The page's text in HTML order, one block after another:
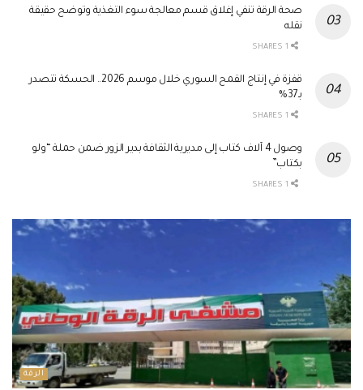
صحة الرقة تنفي إغلاق قسم معالجة سوء التغذية وتوضح حقيقة
نقله
قفزة في إنتاج القمح السوري خلال موسم 2026.. الحسكة تتصدر
بـ37%
وصول 4 آلاف كتاب إلى مديرية الثقافة بدير الزور ضمن حملة “ولو
بكتاب”
الرقة